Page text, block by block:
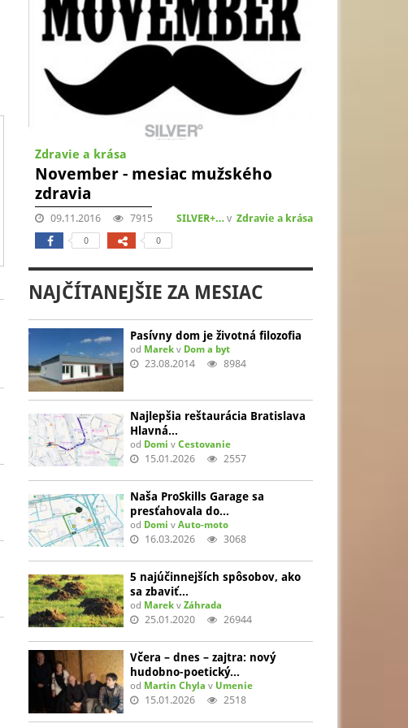
Zdravie a krása
November - mesiac mužského
zdravia
09.11.2016 7915 SILVER+… v Zdravie a krása
0 0
NAJČÍTANEJŠIE ZA MESIAC
Pasívny dom je životná filozofia
od Marekv Dom a byt
23.08.2014 8984
Najlepšia reštaurácia Bratislava
Hlavná…
od Domi v Cestovanie
15.01.2026 2557
Naša ProSkills Garage sa
presťahovala do…
od Domi v Auto-moto
16.03.2026 3068
5 najúčinnejších spôsobov, ako
sa zbaviť…
od Marekv Záhrada
25.01.2020 26944
Včera – dnes – zajtra: nový
hudobno-poetický…
od Martin Chyla v Umenie
15.01.2026 2518